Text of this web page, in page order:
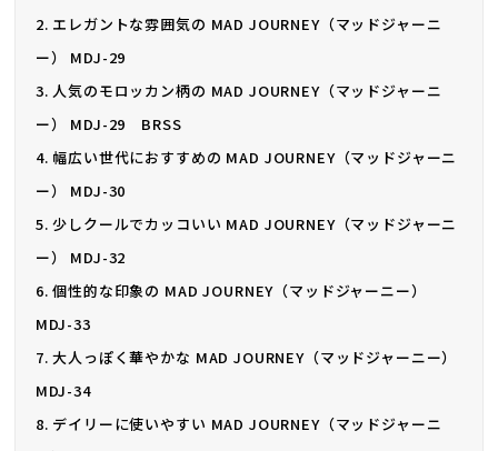
2. エレガントな雰囲気の MAD JOURNEY（マッドジャーニ
ー） MDJ-29
3. 人気のモロッカン柄の MAD JOURNEY（マッドジャーニ
ー） MDJ-29 BRSS
4. 幅広い世代におすすめの MAD JOURNEY（マッドジャーニ
ー） MDJ-30
5. 少しクールでカッコいい MAD JOURNEY（マッドジャーニ
ー） MDJ-32
6. 個性的な印象の MAD JOURNEY（マッドジャーニー）
MDJ-33
7. 大人っぽく華やかな MAD JOURNEY（マッドジャーニー）
MDJ-34
8. デイリーに使いやすい MAD JOURNEY（マッドジャーニ